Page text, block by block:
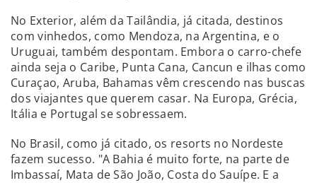
No Exterior, além da Tailândia, já citada, destinos
com vinhedos, como Mendoza, na Argentina, e o
Uruguai, também despontam. Embora o carro-chefe
ainda seja o Caribe, Punta Cana, Cancun e ilhas como
Curaçao, Aruba, Bahamas vêm crescendo nas buscas
dos viajantes que querem casar. Na Europa, Grécia,
Itália e Portugal se sobressaem.
No Brasil, como já citado, os resorts no Nordeste
fazem sucesso. "A Bahia é muito forte, na parte de
Imbassaí, Mata de São João, Costa do Sauípe. E a